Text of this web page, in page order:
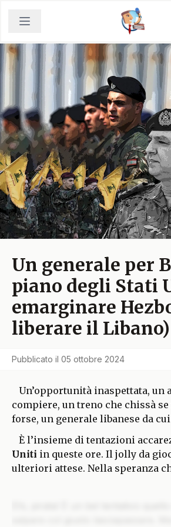
Un generale per
piano degli Stati
emarginare
liberare il Libano)
Pubblicato il 05 ottobre 2024
Un’opportunità inaspettata, un
compiere, un treno che chissà
forse, un generale libanese da
È l’insieme di tentazioni
Uniti in queste ore. Il jolly da
ulteriori attese. Nella speranza